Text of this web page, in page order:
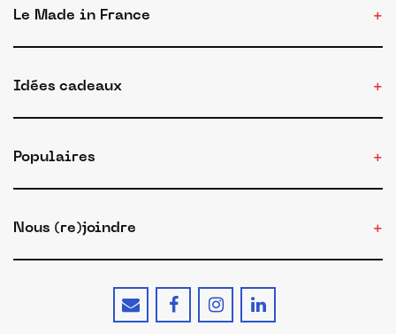
Le Made in France
Idées cadeaux
Populaires
Nous (re)joindre